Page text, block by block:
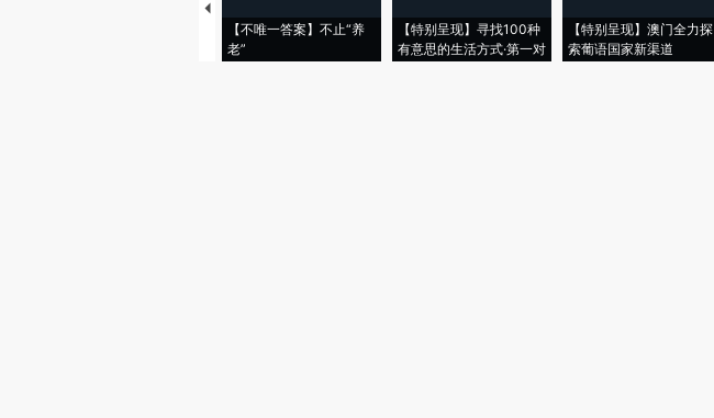
【不唯一答案】不止“养
老”
【特别呈现】寻找100种
有意思的生活方式·第一对
【特别呈现】澳门全力探
索葡语国家新渠道